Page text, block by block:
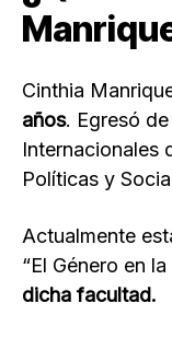
Cinthia
años. Egresó
Internacionales
Políticas y
Actualmente
“El Género en
dicha facultad.